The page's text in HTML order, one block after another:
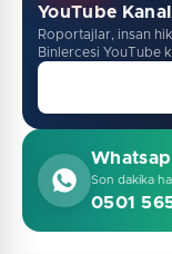
YouTube
Roportajlar, insan
Binlercesi YouTube
Son dakika
0501